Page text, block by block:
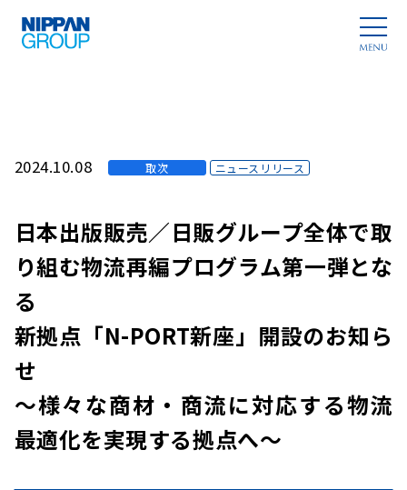
2024.10.08 取次 ニュースリリース
日本出版販売／日販グループ全体で取
り組む物流再編プログラム第一弾とな
る
新拠点「N-PORT新座」開設のお知ら
せ
～様々な商材・商流に対応する物流
最適化を実現する拠点へ～